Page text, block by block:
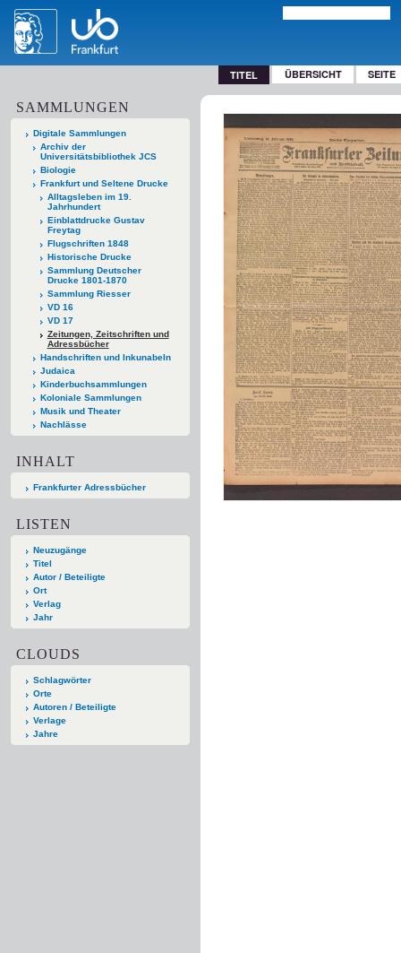
TITEL ÜBERSICHT SEITE
SAMMLUNGEN
Digitale Sammlungen
Archiv der
Universitätsbibliothek JCS
Biologie
Frankfurt und Seltene Drucke
Alltagsleben im 19.
Jahrhundert
Einblattdrucke Gustav
Freytag
Flugschriften 1848
Historische Drucke
Sammlung Deutscher
Drucke 1801-1870
Sammlung Riesser
VD 16
VD 17
Zeitungen, Zeitschriften und
Adressbücher
Handschriften und Inkunabeln
Judaica
Kinderbuchsammlungen
Koloniale Sammlungen
Musik und Theater
Nachlässe
INHALT
Frankfurter Adressbücher
LISTEN
Neuzugänge
Titel
Autor / Beteiligte
Ort
Verlag
Jahr
CLOUDS
Schlagwörter
Orte
Autoren / Beteiligte
Verlage
Jahre